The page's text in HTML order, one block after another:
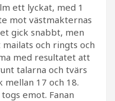
ett lyckat, med 1
mot västmakternas
gick snabbt, men
och ringts och
med resultatet att
talarna och tvärs
17 och 18.
emot. Fanan